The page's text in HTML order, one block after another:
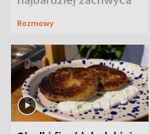
ją w Lublinie
Rozmowy